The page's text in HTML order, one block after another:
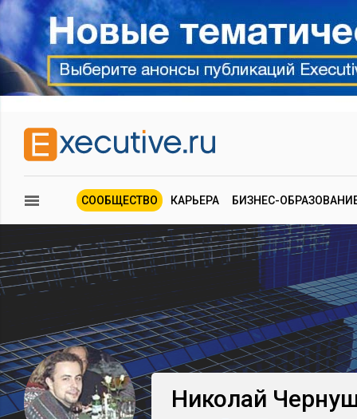
СООБЩЕСТВО КАРЬЕРА БИЗНЕС-
Николай